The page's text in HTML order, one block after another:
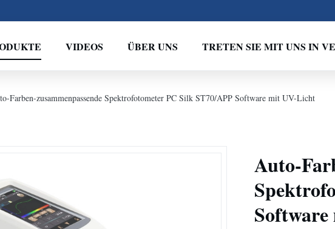
VIDEOS ÜBER UNS TRETEN SIE MIT UNS IN
Farben-zusammenpassende Spektrofotometer PC Silk ST70/APP Software mit UV-Licht
Auto-